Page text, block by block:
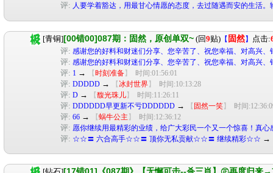
评: 人要学着豁达，用最甘心情愿的态度，去过随遇而安的生活
[青铜][00错00]087期：固然，原创单双~ (回9贴) 【 固然】 点击:
评: 感谢您的好料和财迷们分享、您辛苦了、祝您幸福、对高兴
评: 感谢您的好料和财迷们分享、您辛苦了、祝您幸福、对高兴
评: 1 → 【时刻准备】 时间:01:56:01
评: DDDDD → 【 冰封世界】 时间:10:13:28
评: D → 【馥光珠儿】 时间:11:26:11
评: DDDDDD早更新不亏DDDDDD → 【 固然一笑】 时间
评: 66 → 【蜗牛公主 】 时间:12:36:12
评: 愿你继续用最精彩的业绩，给广大彩民一个又一个惊喜！真心
评: ☆☆〓 六合高手☆☆〓 顶你无私贡献☆☆〓 继续精彩☆☆ →
[钻石][17错01]《087期》【无懈可击--杀三肖】㊣再度归